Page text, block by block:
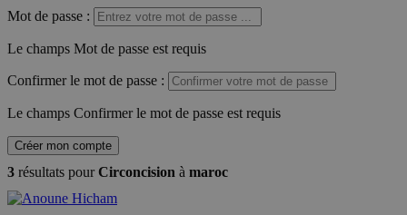
Mot de passe :
Le champs Mot de passe est requis
Confirmer le mot de passe :
Le champs Confirmer le mot de passe est requis
Créer mon compte
3 résultats pourCirconcision à maroc